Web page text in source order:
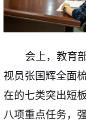
会上，教育
视员张国辉全面
在的七类突出短
八项重点任务，